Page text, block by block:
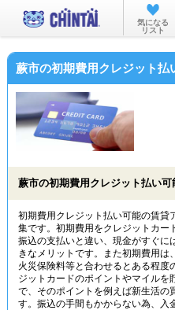
お部
気になる
リスト
蕨市の初期費用クレジット
蕨市の初期費用クレジット払い
初期費用クレジット払い可能の賃貸
集です。初期費用をクレジットカー
振込の支払いと違い、現金がすぐに
きなメリットです。また初期費用は
火災保険料等と合わせるとある程度
ジットカードのポイントやマイルを
で、そのポイントを例えば新生活の
す。振込の手間もかからない為、入